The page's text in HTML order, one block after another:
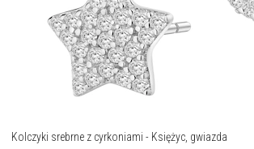
Kolczyki srebrne z cyrkoniami - Księżyc, gwiazda